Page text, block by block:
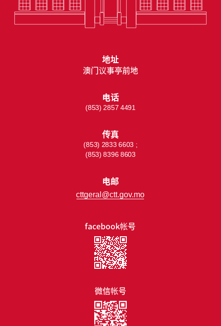
facebook帐号
微信帐号
地址
澳门议事亭前地
电话
(853) 2857 4491
传真
(853) 2833 6603 ;
(853) 8396 8603
电邮
cttgeral@ctt.gov.mo